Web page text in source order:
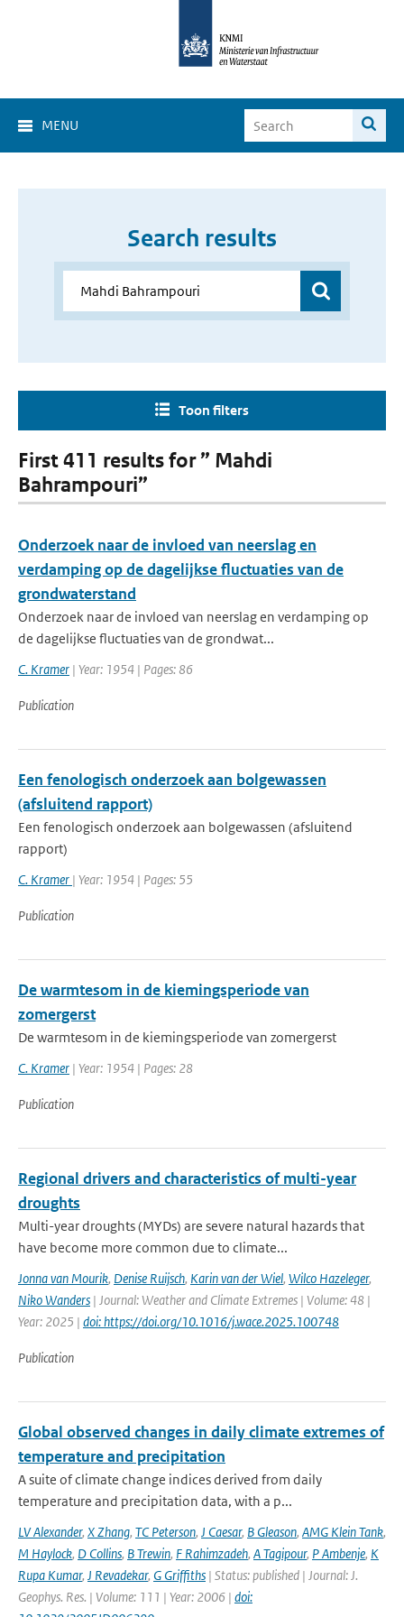
MENU
Search results
Toon filters
First 411 results for ” Mahdi
Bahrampouri”
Onderzoek naar de invloed van neerslag en
verdamping op de dagelijkse fluctuaties van de
grondwaterstand
Onderzoek naar de invloed van neerslag en verdamping op
de dagelijkse fluctuaties van de grondwat...
C. Kramer | Year: 1954 | Pages: 86
Publication
Een fenologisch onderzoek aan bolgewassen
(afsluitend rapport)
Een fenologisch onderzoek aan bolgewassen (afsluitend
rapport)
C. Kramer | Year: 1954 | Pages: 55
Publication
De warmtesom in de kiemingsperiode van
zomergerst
De warmtesom in de kiemingsperiode van zomergerst
C. Kramer | Year: 1954 | Pages: 28
Publication
Regional drivers and characteristics of multi-year
droughts
Multi-year droughts (MYDs) are severe natural hazards that
have become more common due to climate...
Jonna van Mourik, Denise Ruijsch, Karin van der Wiel, Wilco Hazeleger,
Niko Wanders | Journal: Weather and Climate Extremes | Volume: 48 |
Year: 2025 | doi: https://doi.org/10.1016/j.wace.2025.100748
Publication
Global observed changes in daily climate extremes of
temperature and precipitation
A suite of climate change indices derived from daily
temperature and precipitation data, with a p...
LV Alexander, X Zhang, TC Peterson, J Caesar, B Gleason, AMG Klein Tank,
M Haylock, D Collins, B Trewin, F Rahimzadeh, A Tagipour, P Ambenje, K
Rupa Kumar, J Revadekar, G Griffiths | Status: published | Journal: J.
Geophys. Res. | Volume: 111 | Year: 2006 | doi: